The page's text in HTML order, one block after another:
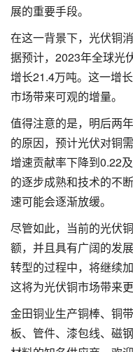
展的重要手段。
在这一背景下，光伏铜
据预计，2023年全球光
增长21.4万吨。这一增
市场带来可观的增量。
值得注意的是，明后两
的原因，预计光伏对铜
增速贡献率下降到0.22
的逐步成熟和技术的不
速可能会逐渐放缓。
尽管如此，当前的光伏
额，并且具有广阔的发
转型的过程中，将继续
这将为光伏铜市场带来
金田铜业生产铜棒、铜
板、管件、漆包线、磁